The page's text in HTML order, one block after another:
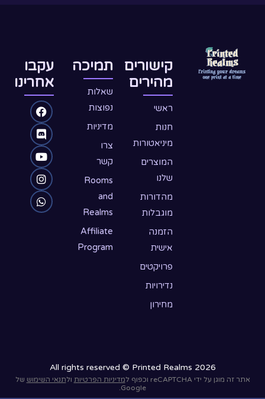
קישורים
מהירים
ראשי
חנות
מיניאטורות
המוצרים
שלנו
מהדורות
מוגבלות
הזמנה
אישית
פרויקטים
נדירויות
מחירון
תמיכה
שאלות
נפוצות
מדיניות
צרו
קשר
Rooms
and
Realms
Affiliate
Program
עקבו
אחרינו
F
a
c
e
b
o
o
D
i
s
c
o
r
d
Y
o
u
t
u
b
e
I
n
s
t
a
g
r
W
h
a
t
s
a
p
All rights reserved © Printed Realms 2026
אתר זה מוגן על ידי reCAPTCHA וכפוף ל מדיניות הפרטיות ולתנאי השימוש של
Google.